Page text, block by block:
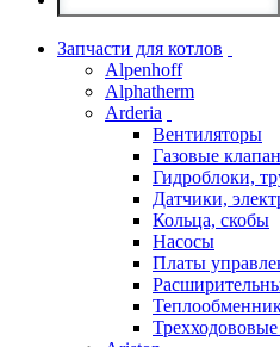
Запчасти для котлов
Alpenhoff
Alphatherm
Arderia
Вентиляторы
Газовые
Гидроблоки,
Датчики,
Кольца, скобы
Насосы
Платы